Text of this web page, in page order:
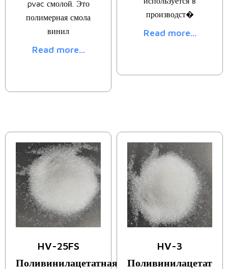
pvac смолой. Это
полимерная смола
винил
Read more...
производст�
Read more...
HV-25FS
Поливинилацетатная
HV-3
Поливинилацетат